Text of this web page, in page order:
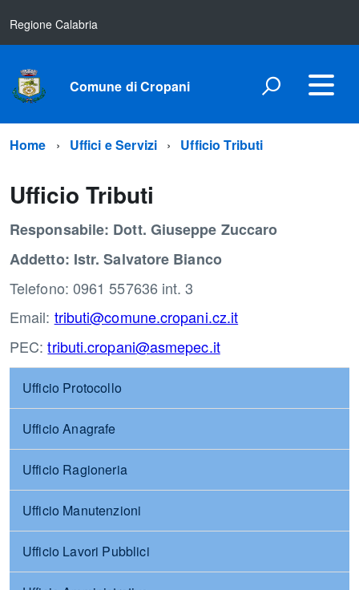
Regione Calabria
Comune di Cropani
Home Uffici e Servizi Ufficio Tributi
Ufficio Tributi
Responsabile: Dott. Giuseppe Zuccaro
Addetto: Istr. Salvatore Bianco
Telefono: 0961 557636 int. 3
Email: tributi@comune.cropani.cz.it
PEC:tributi.cropani@asmepec.it
Ufficio Protocollo
Ufficio Anagrafe
Ufficio Ragioneria
Ufficio Manutenzioni
Ufficio Lavori Pubblici